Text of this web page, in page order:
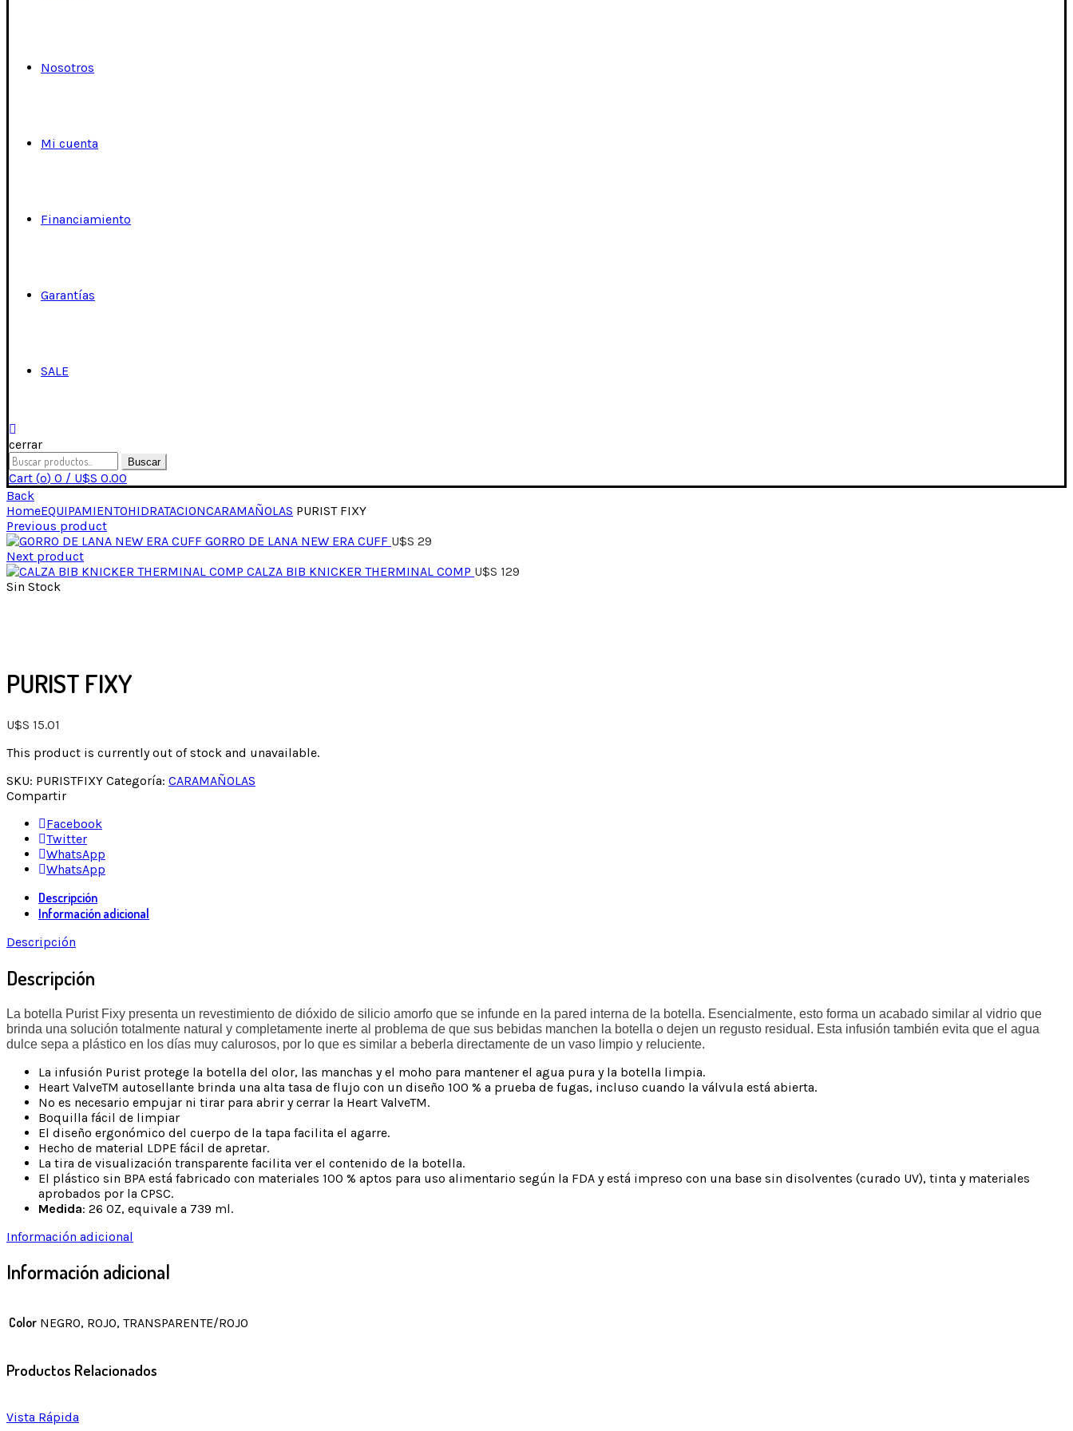
Nosotros
Mi cuenta
Financiamiento
Garantías
SALE
cerrar
Buscar
Cart (o) 0 / U$S 0.00
Back
HomeEQUIPAMIENTOHIDRATACIONCARAMAÑOLAS PURIST FIXY
Previous product
GORRO DE LANA NEW ERA CUFF U$S 29
Next product
CALZA BIB KNICKER THERMINAL COMP U$S 129
Sin Stock
PURIST FIXY
U$S 15.01
This product is currently out of stock and unavailable.
SKU: PURISTFIXY Categoría: CARAMAÑOLAS
Compartir
Facebook
Twitter
WhatsApp
WhatsApp
Descripción
Información adicional
Descripción
Descripción
La botella Purist Fixy presenta un revestimiento de dióxido de silicio amorfo que se infunde en la pared interna de la botella. Esencialmente, esto forma un acabado similar al vidrio que
brinda una solución totalmente natural y completamente inerte al problema de que sus bebidas manchen la botella o dejen un regusto residual. Esta infusión también evita que el agua
dulce sepa a plástico en los días muy calurosos, por lo que es similar a beberla directamente de un vaso limpio y reluciente.
La infusión Purist protege la botella del olor, las manchas y el moho para mantener el agua pura y la botella limpia.
Heart ValveTM autosellante brinda una alta tasa de flujo con un diseño 100 % a prueba de fugas, incluso cuando la válvula está abierta.
No es necesario empujar ni tirar para abrir y cerrar la Heart ValveTM.
Boquilla fácil de limpiar
El diseño ergonómico del cuerpo de la tapa facilita el agarre.
Hecho de material LDPE fácil de apretar.
La tira de visualización transparente facilita ver el contenido de la botella.
El plástico sin BPA está fabricado con materiales 100 % aptos para uso alimentario según la FDA y está impreso con una base sin disolventes (curado UV), tinta y materiales
aprobados por la CPSC.
Medida: 26 OZ, equivale a 739 ml.
Información adicional
Información adicional
Color NEGRO, ROJO, TRANSPARENTE/ROJO
Productos Relacionados
Vista Rápida